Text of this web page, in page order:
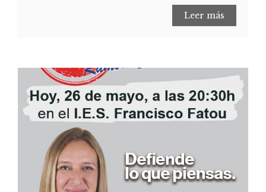
Leer más